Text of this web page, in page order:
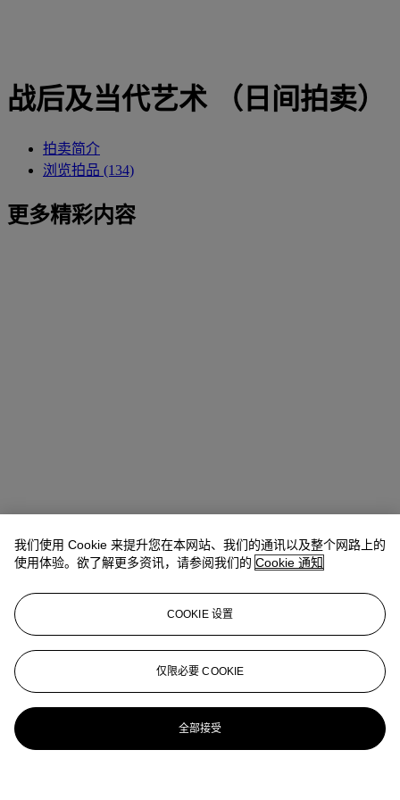
战后及当代艺术 （日间拍卖）
拍卖简介
浏览拍品 (134)
更多精彩内容
我们使用 Cookie 来提升您在本网站、我们的通讯以及整个网路上的
使用体验。欲了解更多资讯，请参阅我们的 Cookie 通知
COOKIE 设置
仅限必要 COOKIE
全部接受